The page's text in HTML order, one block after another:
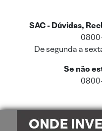
SAC - Dúvidas,
De segunda a
Se não
Este site usa cookies e dados
Cookies
e a